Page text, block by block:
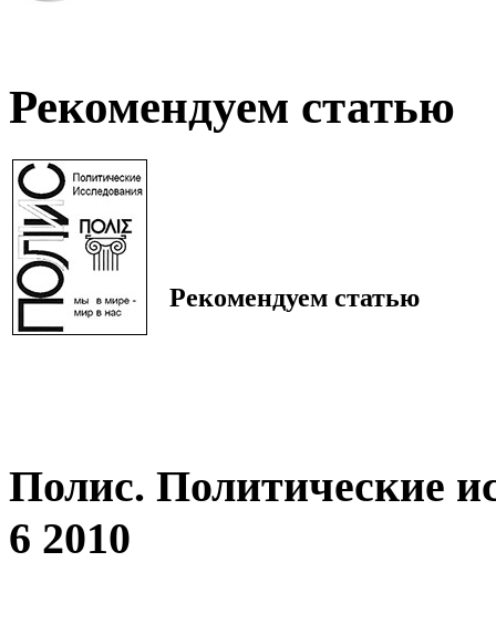
Рекомендуем статью
Рекомендуем статью
Полис. Политические
6 2010